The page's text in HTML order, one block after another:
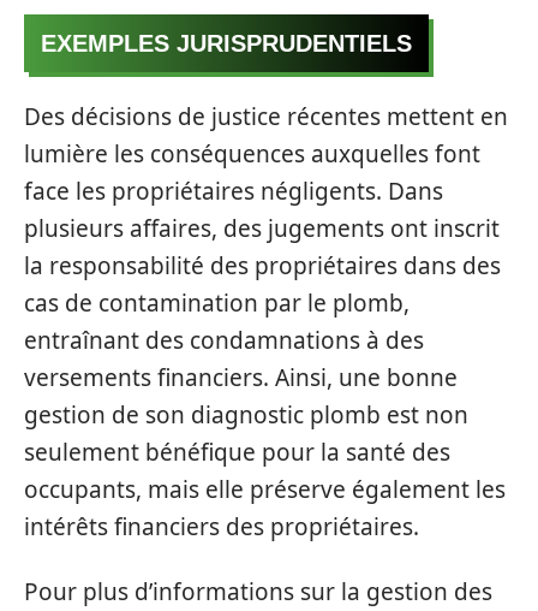
EXEMPLES JURISPRUDENTIELS
Des décisions de justice récentes mettent en
lumière les conséquences auxquelles font
face les propriétaires négligents. Dans
plusieurs affaires, des jugements ont inscrit
la responsabilité des propriétaires dans des
cas de contamination par le plomb,
entraînant des condamnations à des
versements financiers. Ainsi, une bonne
gestion de son diagnostic plomb est non
seulement bénéfique pour la santé des
occupants, mais elle préserve également les
intérêts financiers des propriétaires.
Pour plus d’informations sur la gestion des